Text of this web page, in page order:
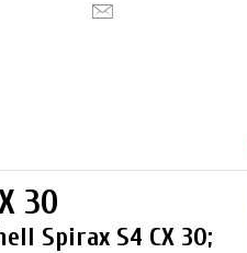
30
Spirax S4 CX 30;